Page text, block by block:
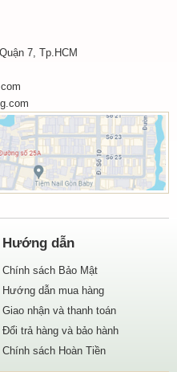
7, Tp.HCM
Hướng dẫn
Chính sách Bảo Mật
Hướng dẫn mua hàng
Giao nhận và thanh toán
Đổi trả hàng và bảo hành
Chính sách Hoàn Tiền